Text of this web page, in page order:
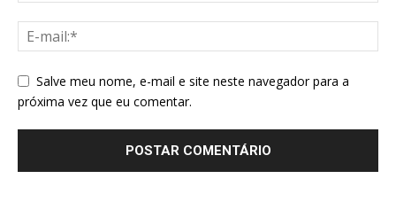
Salve meu nome, e-mail e site neste navegador para a
próxima vez que eu comentar.